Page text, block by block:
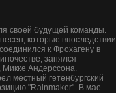
своей будущей команды.
которые впоследствии
к Фрохагену в
занялся
Андерссона.
местный гетенбургский
"Rainmaker". В мае